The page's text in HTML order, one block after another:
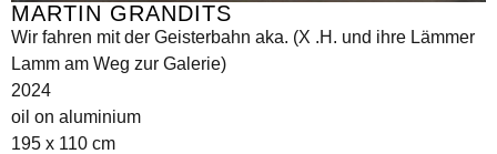
MARTIN GRANDITS
Wir fahren mit der Geisterbahn aka. (X .H. und ihre Lämmer
Lamm am Weg zur Galerie)
2024
oil on aluminium
195 x 110 cm